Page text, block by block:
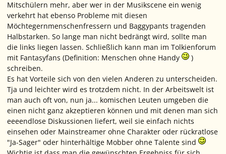
Mitschülern mehr, aber wer in der Musikscene ein wenig
verkehrt hat ebenso Probleme mit diesen
Möchtegernmenschenfressern und Baggypants tragenden
Halbstarken. So lange man nicht bedrängt wird, sollte man
die links liegen lassen. Schließlich kann man im Tolkienforum
mit Fantasyfans (Definition: Menschen ohne Handy
)
schreiben.
Es hat Vorteile sich von den vielen Anderen zu unterscheiden.
Tja und leichter wird es trotzdem nicht. In der Arbeitswelt ist
man auch oft von, nun ja... komischen Leuten umgeben die
einen nicht ganz akzeptieren können und mit denen man sich
eeeendlose Diskussionen liefert, weil sie einfach nichts
einsehen oder Mainstreamer ohne Charakter oder rückratlose
"Ja-Sager" oder hinterhältige Mobber ohne Talente sind